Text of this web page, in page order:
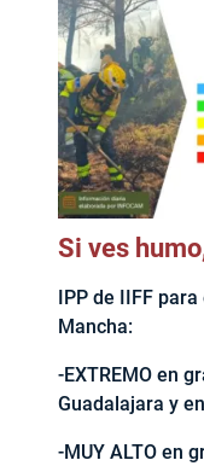
Si ves
IPP de IIFF
Mancha:
-EXTREMO en
Guadalajara y
-MUY ALTO en